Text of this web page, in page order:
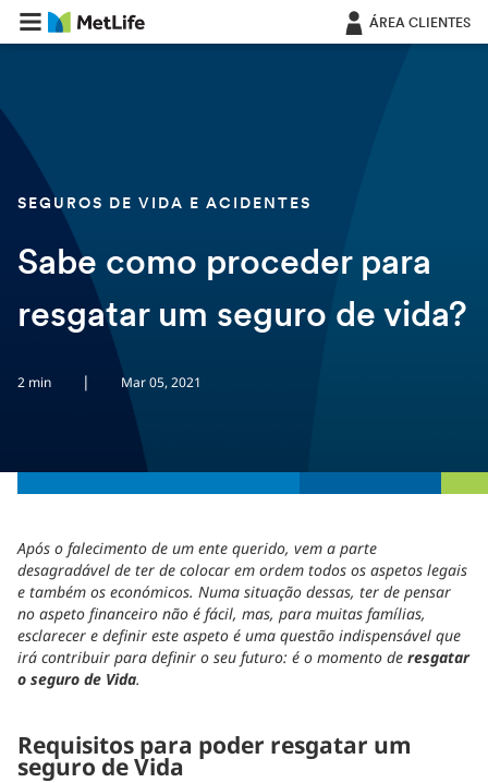
Saltar navegação ÁREA CLIENTES
SEGUROS DE VIDA E ACIDENTES
Sabe como proceder para
resgatar um seguro de vida?
2 min | Mar 05, 2021
Após o falecimento de um ente querido, vem a parte
desagradável de ter de colocar em ordem todos os aspetos legais
e também os económicos. Numa situação dessas, ter de pensar
no aspeto financeiro não é fácil, mas, para muitas famílias,
esclarecer e definir este aspeto é uma questão indispensável que
irá contribuir para definir o seu futuro: é o momento de resgatar
o seguro de Vida.
Requisitos para poder resgatar um
seguro de Vida